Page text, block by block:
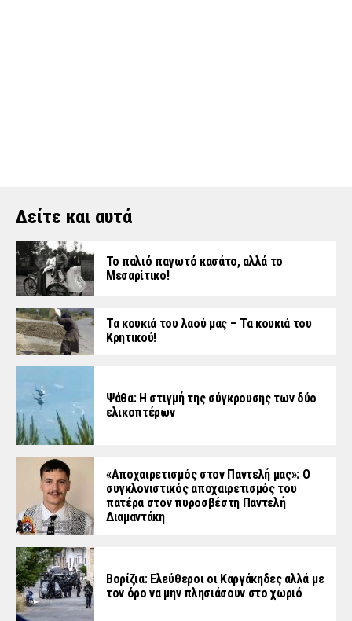
Δείτε και αυτά
Το παλιό παγωτό κασάτο, αλλά το
Μεσαρίτικο!
Τα κουκιά του λαού μας – Τα κουκιά του
Κρητικού!
Ψάθα: Η στιγμή της σύγκρουσης των δύο
ελικοπτέρων
«Aποχαιρετισμός στον Παντελή μας»: Ο
συγκλονιστικός αποχαιρετισμός του
πατέρα στον πυροσβέστη Παντελή
Διαμαντάκη
Βορίζια: Ελεύθεροι οι Καργάκηδες αλλά με
τον όρο να μην πλησιάσουν στο χωριό